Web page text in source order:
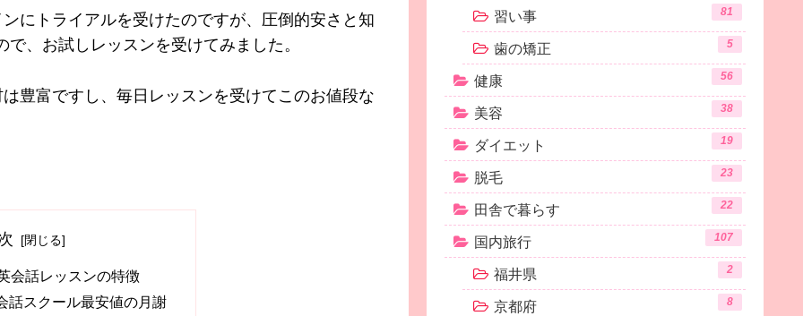
にトライアルを受けたのですが、圧倒的安さと知
で、お試しレッスンを受けてみました。
豊富ですし、毎日レッスンを受けてこのお値段な
会話レッスンの特徴
話スクール最安値の月謝
習い事 81
歯の矯正 5
健康 56
美容 38
ダイエット 19
脱毛 23
田舎で暮らす 22
国内旅行 107
福井県 2
京都府 8